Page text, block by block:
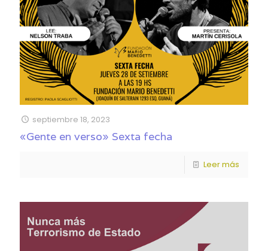
septiembre 18, 2023
«Gente en verso» Sexta fecha
Leer más